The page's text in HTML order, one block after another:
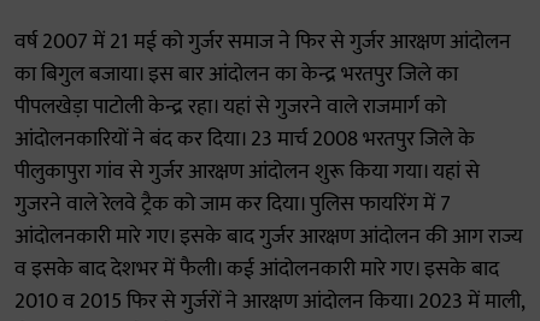
वर्ष 2007 में 21 मई को गुर्जर समाज ने फिर से गुर्जर आरक्षण आंदोलन
का बिगुल बजाया। इस बार आंदोलन का केन्द्र भरतपुर जिले का
पीपलखेड़ा पाटोली केन्द्र रहा। यहां से गुजरने वाले राजमार्ग को
आंदोलनकारियों ने बंद कर दिया। 23 मार्च 2008 भरतपुर जिले के
पीलुकापुरा गांव से गुर्जर आरक्षण आंदोलन शुरू किया गया। यहां से
गुजरने वाले रेलवे ट्रैक को जाम कर दिया। पुलिस फायरिंग में 7
आंदोलनकारी मारे गए। इसके बाद गुर्जर आरक्षण आंदोलन की आग राज्य
व इसके बाद देशभर में फैली। कई आंदोलनकारी मारे गए। इसके बाद
2010 व 2015 फिर से गुर्जरों ने आरक्षण आंदोलन किया। 2023 में माली,